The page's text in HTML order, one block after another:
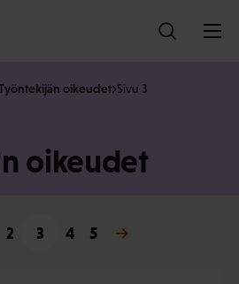
oikeudet Sivu 3
oikeudet
2 3 4 5
Seuraava »